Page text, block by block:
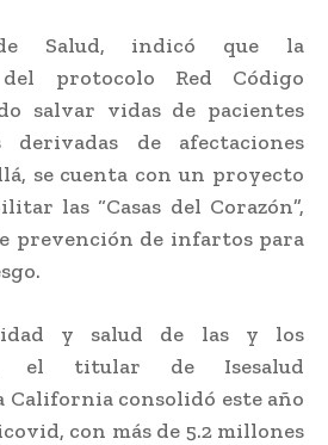
Salud, indicó que la
protocolo Red Código
salvar vidas de pacientes
derivadas de afectaciones
se cuenta con un proyecto
las “Casas del Corazón”,
prevención de infartos para
y salud de las y los
el titular de Isesalud
California consolidó este año
con más de 5.2 millones